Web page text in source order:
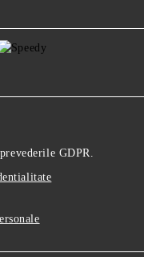
GDPR.